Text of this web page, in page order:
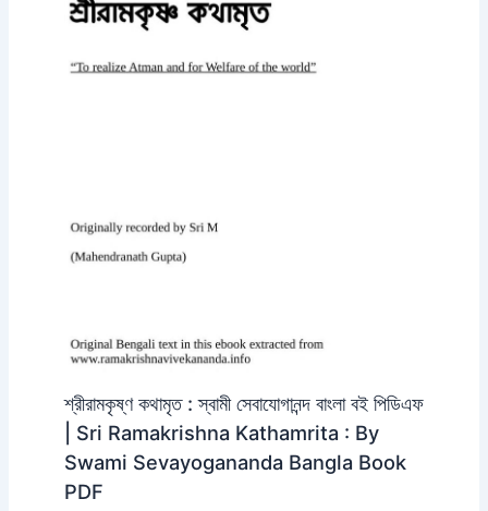
শ্রীরামকৃষ্ণ কথামৃত : স্বামী সেবাযোগানন্দ বাংলা বই পিডিএফ
| Sri Ramakrishna Kathamrita : By
Swami Sevayogananda Bangla Book
PDF